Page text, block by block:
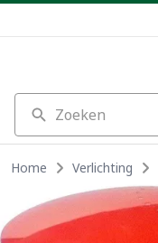
Zoeken
Home Verlichting